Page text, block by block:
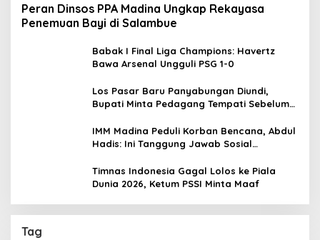
Peran Dinsos PPA Madina Ungkap Rekayasa
Penemuan Bayi di Salambue
Babak I Final Liga Champions: Havertz
Bawa Arsenal Ungguli PSG 1-0
Los Pasar Baru Panyabungan Diundi,
Bupati Minta Pedagang Tempati Sebelum
IMM Madina Peduli Korban Bencana, Abdul
Hadis: Ini Tanggung Jawab Sosial
Timnas Indonesia Gagal Lolos ke Piala
Dunia 2026, Ketum PSSI Minta Maaf
Tag